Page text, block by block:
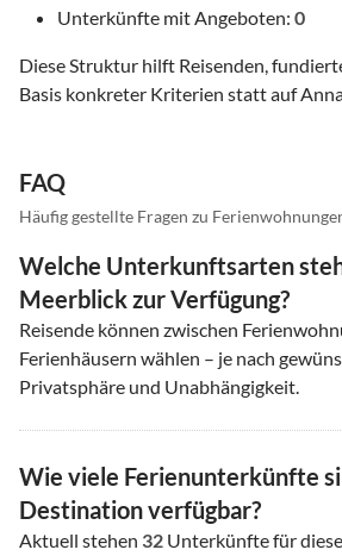
Unterkünfte mit Angeboten: 0
Diese Struktur hilft Reisenden,
Basis konkreter Kriterien statt auf
FAQ
Häufig gestellte Fragen zu
Welche Unterkunftsarten
Meerblick zur Verfügung?
Reisende können zwischen
Ferienhäusern wählen – je nach
Privatsphäre und Unabhängigkeit.
Wie viele Ferienunterkünfte
Destination verfügbar?
Aktuell stehen 32 Unterkünfte für